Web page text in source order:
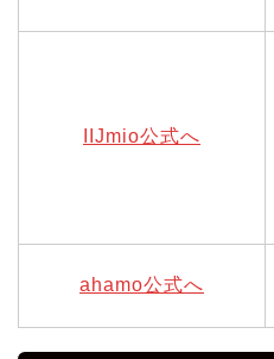
IIJmio公式へ
ahamo公式へ